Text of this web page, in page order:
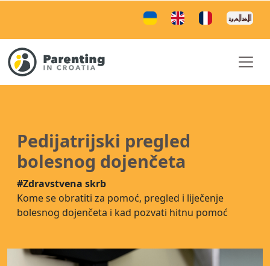
Pedijatrijski pregled
bolesnog dojenčeta
#Zdravstvena skrb
Kome se obratiti za pomoć, pregled i liječenje
bolesnog dojenčeta i kad pozvati hitnu pomoć